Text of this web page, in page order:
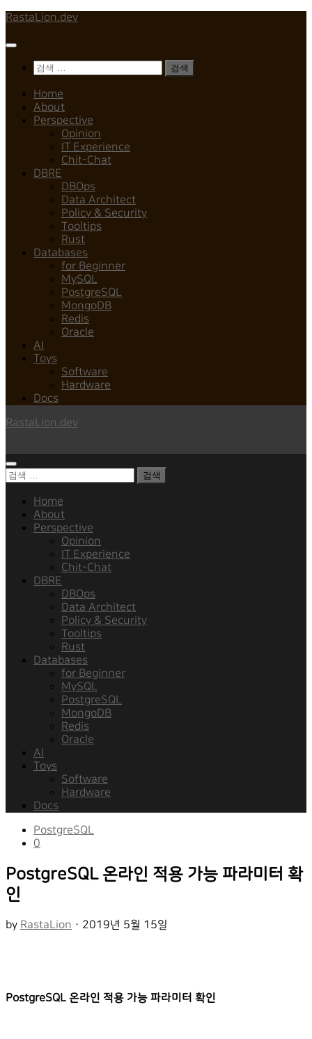
Skip
content
RastaLion.dev
검
색:
Home
About
Perspective
Opinion
IT Experience
Chit-Chat
DBRE
DBOps
Data Architect
Policy & Security
Tooltips
Rust
Databases
for Beginner
MySQL
PostgreSQL
MongoDB
Redis
Oracle
AI
Toys
Software
Hardware
Docs
RastaLion.dev
검
색:
Home
About
Perspective
Opinion
IT Experience
Chit-Chat
DBRE
DBOps
Data Architect
Policy & Security
Tooltips
Rust
Databases
for Beginner
MySQL
PostgreSQL
MongoDB
Redis
Oracle
AI
Toys
Software
Hardware
Docs
PostgreSQL
0
PostgreSQL 온라인 적용 가능 파라미터 확
인
by RastaLion · 2019년 5월 15일
PostgreSQL 온라인 적용 가능 파라미터 확인